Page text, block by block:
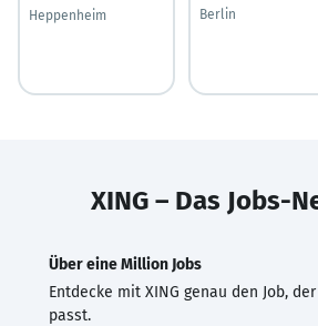
Heppenheim
Berlin
XING – Das Jobs-
Über eine Million Jobs
Entdecke mit XING genau den Job,
passt.